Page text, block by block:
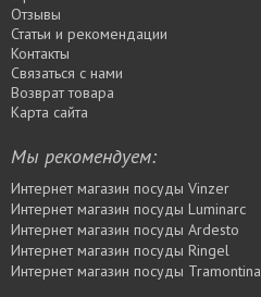
Отзывы
Статьи и рекомендации
Контакты
Связаться с нами
Возврат товара
Карта сайта
Мы рекомендуем:
Интернет магазин посуды Vinzer
Интернет магазин посуды Luminarc
Интернет магазин посуды Ardesto
Интернет магазин посуды Rіngel
Интернет магазин посуды Tramontina